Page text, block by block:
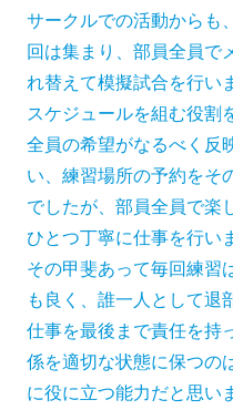
サークルでの活動からも
回は集まり、部員全員で
れ替えて模擬試合を行い
スケジュールを組む役割
全員の希望がなるべく反
い、練習場所の予約をそ
でしたが、部員全員で楽
ひとつ丁寧に仕事を行い
その甲斐あって毎回練習
も良く、誰一人として退
仕事を最後まで責任を持
係を適切な状態に保つの
に役に立つ能力だと思い